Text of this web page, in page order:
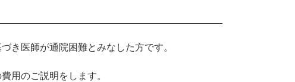
き医師が通院困難とみなした方です。
用のご説明をします。